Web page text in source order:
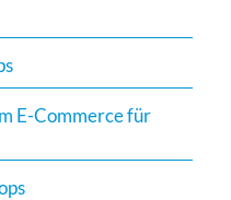
E-Commerce für